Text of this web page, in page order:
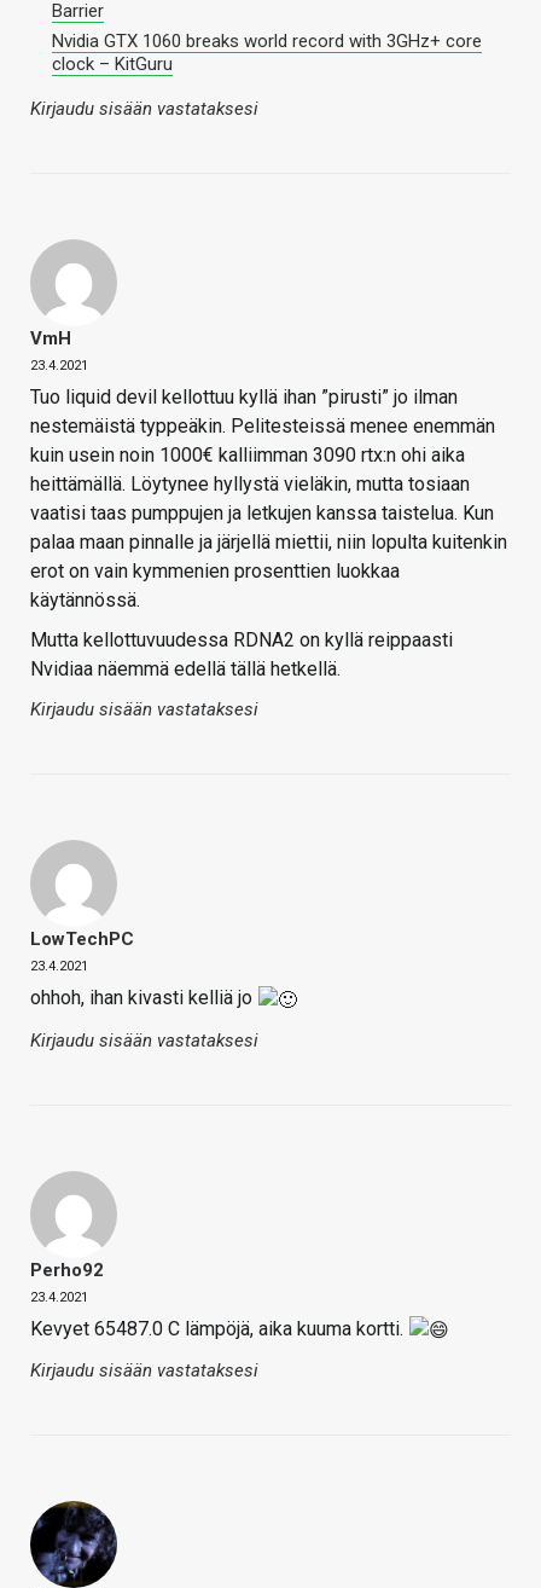
Barrier
Nvidia GTX 1060 breaks world record with 3GHz+ core
clock – KitGuru
Kirjaudu sisään vastataksesi
VmH
23.4.2021
Tuo liquid devil kellottuu kyllä ihan ”pirusti” jo ilman
nestemäistä typpeäkin. Pelitesteissä menee enemmän
kuin usein noin 1000€ kalliimman 3090 rtx:n ohi aika
heittämällä. Löytynee hyllystä vieläkin, mutta tosiaan
vaatisi taas pumppujen ja letkujen kanssa taistelua. Kun
palaa maan pinnalle ja järjellä miettii, niin lopulta kuitenkin
erot on vain kymmenien prosenttien luokkaa
käytännössä.
Mutta kellottuvuudessa RDNA2 on kyllä reippaasti
Nvidiaa näemmä edellä tällä hetkellä.
Kirjaudu sisään vastataksesi
LowTechPC
23.4.2021
ohhoh, ihan kivasti kelliä jo
Kirjaudu sisään vastataksesi
Perho92
23.4.2021
Kevyet 65487.0 C lämpöjä, aika kuuma kortti.
Kirjaudu sisään vastataksesi